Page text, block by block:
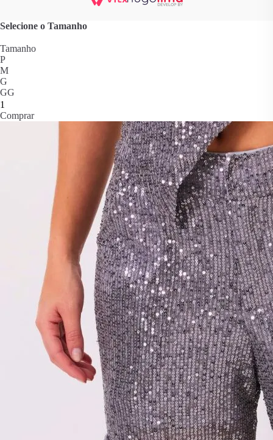
Selecione o Tamanho
Tamanho
P
M
G
GG
Comprar